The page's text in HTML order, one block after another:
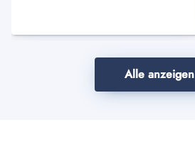
Alle anzeigen